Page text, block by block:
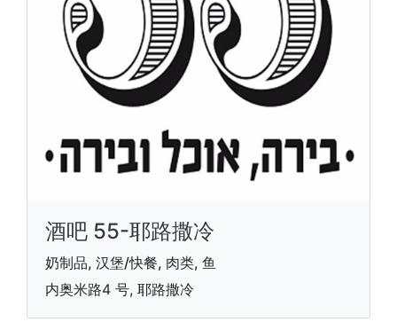
酒吧 55-耶路撒冷
奶制品, 汉堡/快餐, 肉类, 鱼
内奥米路4 号, 耶路撒冷